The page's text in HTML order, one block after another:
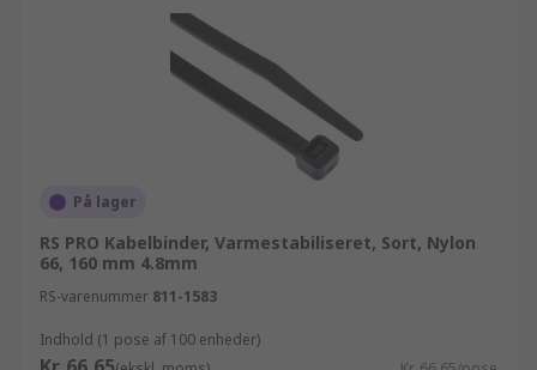
På lager
RS PRO Kabelbinder, Varmestabiliseret, Sort, Nylon
66, 160 mm 4.8mm
RS-varenummer 811-1583
Indhold (1 pose af 100 enheder)